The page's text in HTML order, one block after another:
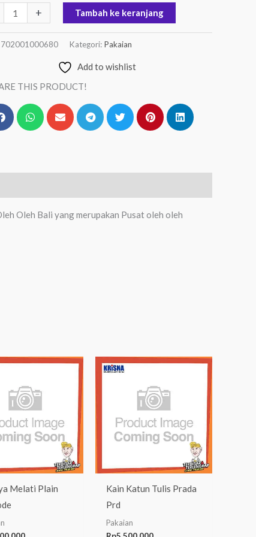
+ Tambah ke keranjang
702001000680 Kategori: Pakaian
Add to wishlist
THIS PRODUCT!
Oleh Bali yang merupakan Pusat oleh oleh
Melati Plain
Kain Katun Tulis Prada
Prd
Pakaian